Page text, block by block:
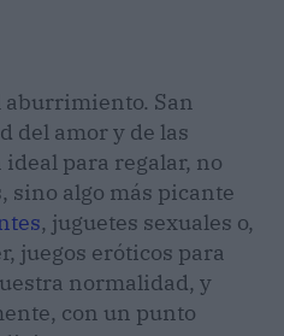
aburrimiento. San
del amor y de las
ideal para regalar, no
sino algo más picante
, juguetes sexuales o,
juegos eróticos para
normalidad, y
con un punto